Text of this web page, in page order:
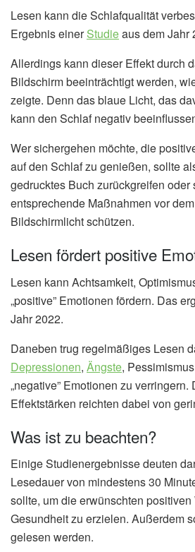
Lesen kann die Schlafqualität
Ergebnis einerStudieaus dem Jahr
Allerdings kann dieser Effekt durch
Bildschirm beeinträchtigt werden,
zeigte. Denn das blaue Licht, das
kann den Schlaf negativ
Wer sichergehen möchte, die
auf den Schlaf zu genießen, sollte
gedrucktes Buch zurückgreifen oder
entsprechende Maßnahmen vor
Bildschirmlicht schützen.
Lesen fördert positive
Lesen kann Achtsamkeit,
„positive” Emotionen fördern. Das
Jahr 2022.
Daneben trug regelmäßiges Lesen
Depressionen, Ängste,
„negative” Emotionen zu verringern.
Effektstärken reichten dabei von
Was ist zu beachten?
Einige Studienergebnisse deuten
Lesedauer von mindestens 30
sollte, um die erwünschten
Gesundheit zu erzielen. Außerdem
gelesen werden.